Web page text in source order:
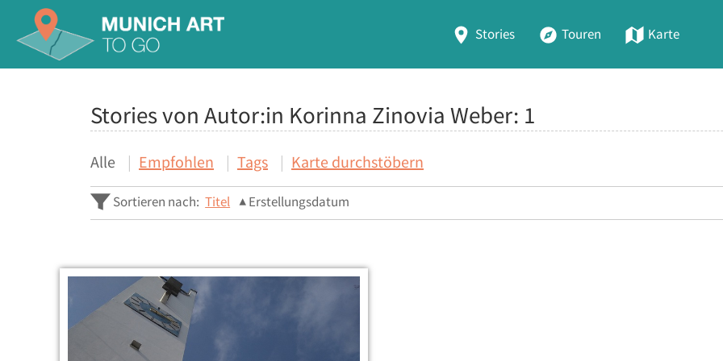
Stories Touren Karte
Stories von Autor:in Korinna Zinovia Weber: 1
Alle Empfohlen Tags Karte durchstöbern
Sortieren nach: Titel Erstellungsdatum